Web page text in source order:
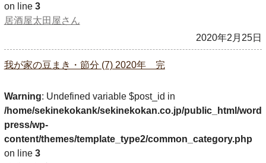
on line 3
居酒屋太田屋さん
2020年2月25日
我が家の豆まき・節分 (7) 2020年 完
Warning: Undefined variable $post_id in
/home/sekinekokank/sekinekokan.co.jp/public_html/word
press/wp-
content/themes/template_type2/common_category.php
on line 3